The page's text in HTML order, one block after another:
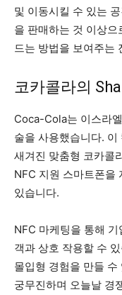
및 이동시킬 수 있는
을 판매하는 것 이상
드는 방법을 보여주는
코카콜라의
Coca-Cola는 이스라
술을 사용했습니다.
새겨진 맞춤형 코카콜
NFC 지원 스마트폰을
있습니다.
NFC 마케팅을 통해
객과 상호 작용할 수
몰입형 경험을 만들
궁무진하며 오늘날 경